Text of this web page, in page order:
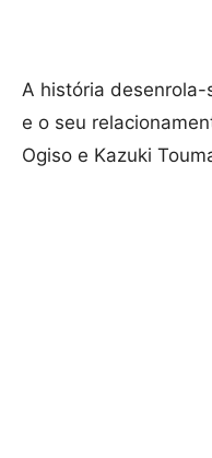
A história
e o seu
Ogiso e Kazuki